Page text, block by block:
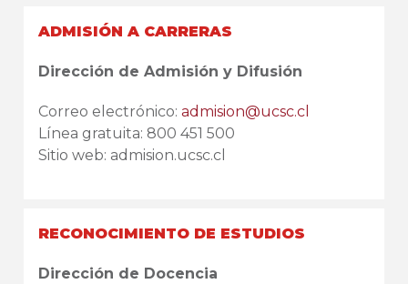
ADMISIÓN A CARRERAS
Dirección de Admisión y Difusión
Correo electrónico: admision@ucsc.cl
Línea gratuita: 800 451 500
Sitio web: admision.ucsc.cl
RECONOCIMIENTO DE ESTUDIOS
Dirección de Docencia